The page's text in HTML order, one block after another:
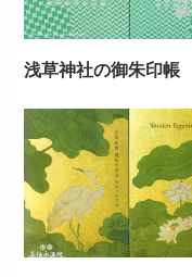
浅草神社の御朱印帳